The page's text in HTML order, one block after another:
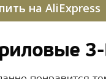
на AliExpress
3-